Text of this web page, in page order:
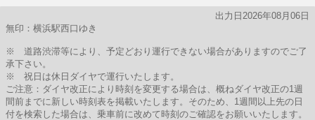
出力日2026年08月06日
無印：横浜駅西口ゆき
※ 道路渋滞等により、予定どおり運行できない場合がありますのでご了
承下さい。
※ 祝日は休日ダイヤで運行いたします。
ご注意：ダイヤ改正により時刻を変更する場合は、概ねダイヤ改正の1週
間前までに新しい時刻表を掲載いたします。そのため、1週間以上先の日
付を検索した場合は、乗車前に改めて時刻のご確認をお願いいたします。